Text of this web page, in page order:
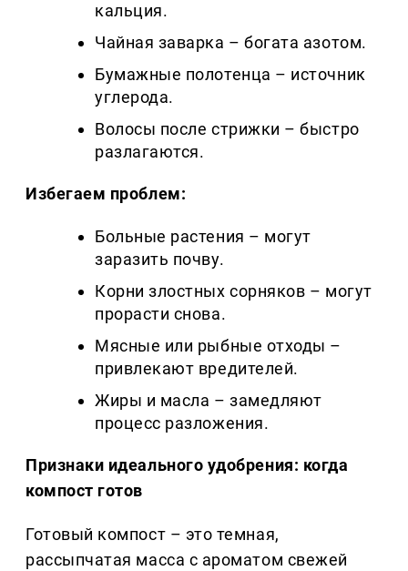
кальция.
Чайная заварка – богата азотом.
Бумажные полотенца – источник
углерода.
Волосы после стрижки – быстро
разлагаются.
Избегаем проблем:
Больные растения – могут
заразить почву.
Корни злостных сорняков – могут
прорасти снова.
Мясные или рыбные отходы –
привлекают вредителей.
Жиры и масла – замедляют
процесс разложения.
Признаки идеального удобрения: когда
компост готов
Готовый компост – это темная,
рассыпчатая масса с ароматом свежей